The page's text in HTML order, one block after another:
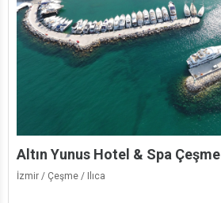
Altın Yunus Hotel & Spa Çeşme
İzmir / Çeşme / Ilıca